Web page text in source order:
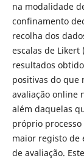
na modalidade
confinamento
recolha dos
escalas de Likert
resultados
positivas do que
avaliação online
além daquelas
próprio
maior registo de
de avaliação.